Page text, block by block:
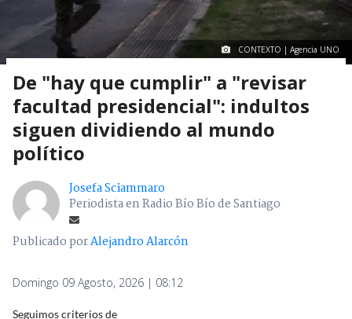
CONTEXTO | Agencia UNO
De "hay que cumplir" a "revisar
facultad presidencial": indultos
siguen dividiendo al mundo
político
Josefa Sciammaro
Periodista en Radio Bío Bío de Santiago
Publicado porAlejandro Alarcón
Domingo 09 Agosto, 2026 | 08:12
Seguimos criterios de